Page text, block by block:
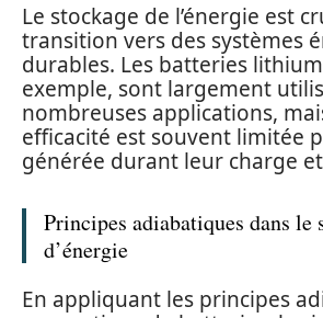
Le stockage de l’énergie est
transition vers des systèmes
durables. Les batteries
exemple, sont largement
nombreuses applications,
efficacité est souvent limitée
générée durant leur charge
Principes adiabatiques dans le
d’énergie
En appliquant les principes